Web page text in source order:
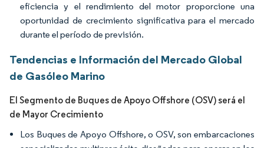
eficiencia y el rendimiento del motor proporcione una
oportunidad de crecimiento significativa para el mercado
durante el período de previsión.
Tendencias e Información del Mercado Global
de Gasóleo Marino
El Segmento de Buques de Apoyo Offshore (OSV) será el
de Mayor Crecimiento
Los Buques de Apoyo Offshore, o OSV, son embarcaciones